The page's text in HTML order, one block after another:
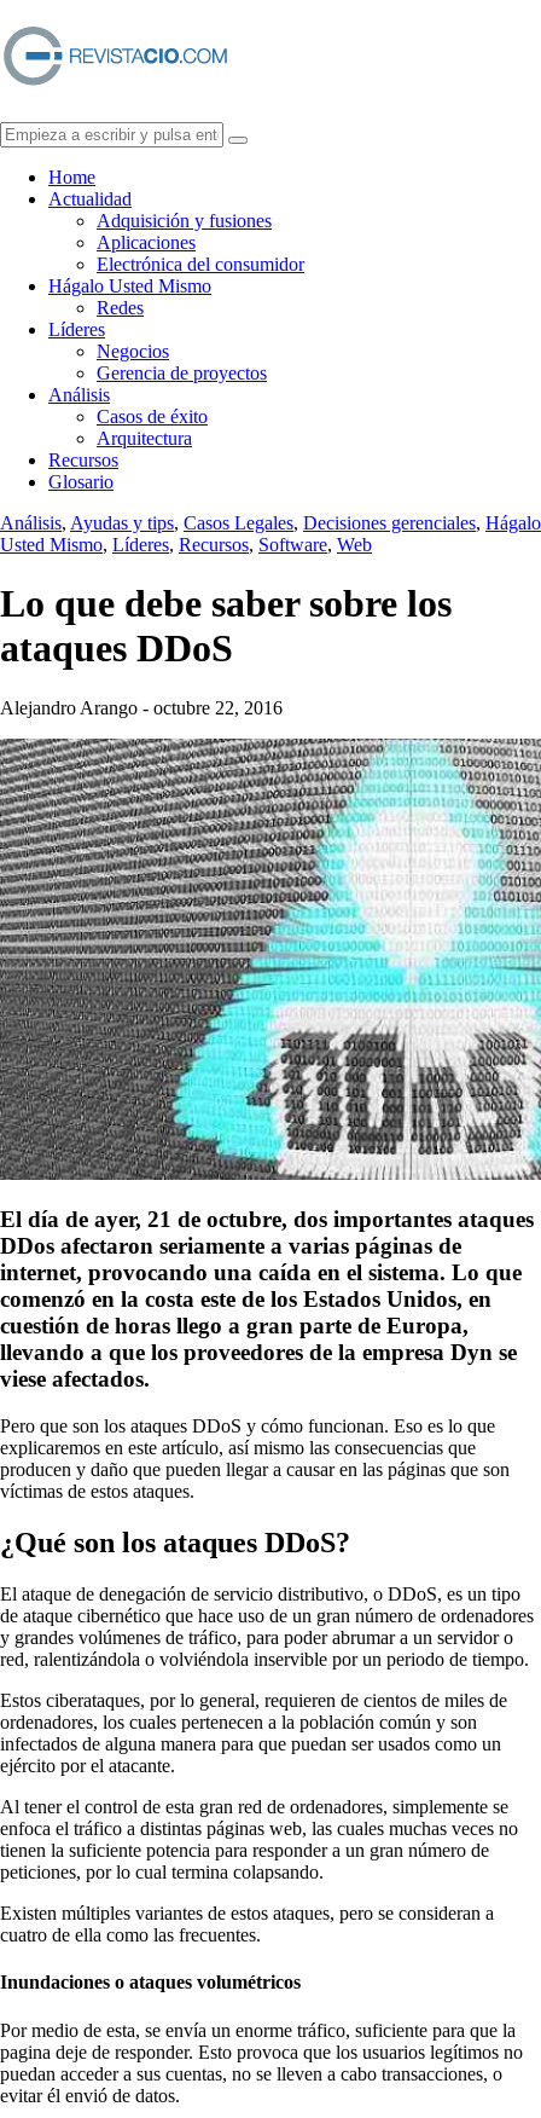
Home
Actualidad
Adquisición y fusiones
Aplicaciones
Electrónica del consumidor
Hágalo Usted Mismo
Redes
Líderes
Negocios
Gerencia de proyectos
Análisis
Casos de éxito
Arquitectura
Recursos
Glosario
Análisis, Ayudas y tips, Casos Legales, Decisiones gerenciales, Hágalo
Usted Mismo, Líderes, Recursos, Software, Web
Lo que debe saber sobre los
ataques DDoS
Alejandro Arango - octubre 22, 2016
El día de ayer, 21 de octubre, dos importantes ataques
DDos afectaron seriamente a varias páginas de
internet, provocando una caída en el sistema. Lo que
comenzó en la costa este de los Estados Unidos, en
cuestión de horas llego a gran parte de Europa,
llevando a que los proveedores de la empresa Dyn se
viese afectados.
Pero que son los ataques DDoS y cómo funcionan. Eso es lo que
explicaremos en este artículo, así mismo las consecuencias que
producen y daño que pueden llegar a causar en las páginas que son
víctimas de estos ataques.
¿Qué son los ataques DDoS?
El ataque de denegación de servicio distributivo, o DDoS, es un tipo
de ataque cibernético que hace uso de un gran número de ordenadores
y grandes volúmenes de tráfico, para poder abrumar a un servidor o
red, ralentizándola o volviéndola inservible por un periodo de tiempo.
Estos ciberataques, por lo general, requieren de cientos de miles de
ordenadores, los cuales pertenecen a la población común y son
infectados de alguna manera para que puedan ser usados como un
ejército por el atacante.
Al tener el control de esta gran red de ordenadores, simplemente se
enfoca el tráfico a distintas páginas web, las cuales muchas veces no
tienen la suficiente potencia para responder a un gran número de
peticiones, por lo cual termina colapsando.
Existen múltiples variantes de estos ataques, pero se consideran a
cuatro de ella como las frecuentes.
Inundaciones o ataques volumétricos
Por medio de esta, se envía un enorme tráfico, suficiente para que la
pagina deje de responder. Esto provoca que los usuarios legítimos no
puedan acceder a sus cuentas, no se lleven a cabo transacciones, o
evitar él envió de datos.